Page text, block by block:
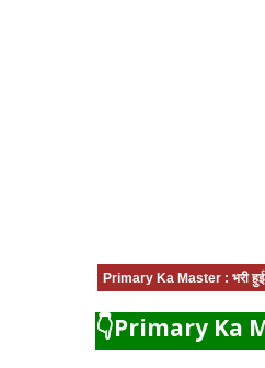
Primary Ka Master : भरी हुई
👇Primary Ka